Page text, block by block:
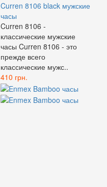
Curren 8106 black мужские
часы
Curren 8106 -
классические мужские
часы Curren 8106 - это
прежде всего
классические мужс..
410 грн.